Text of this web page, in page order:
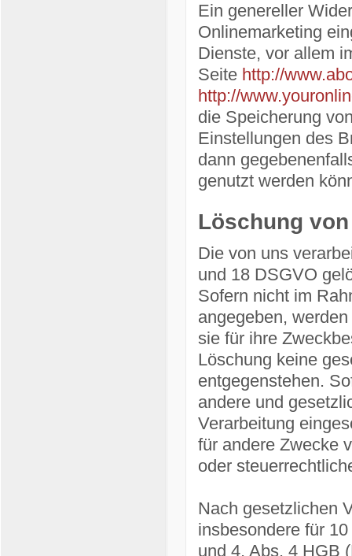
Ein genereller
Onlinemarketing
Dienste, vor allem
Seite http://
http://
die Speicherung
Einstellungen des
dann
genutzt werden
Löschung
Die von uns
und 18 DSGVO
Sofern nicht im
angegeben,
sie für ihre
Löschung keine
entgegenstehen.
andere und
Verarbeitung
für andere Zwecke
oder
Nach gesetzlichen
insbesondere für
und 4, Abs. 4 HGB